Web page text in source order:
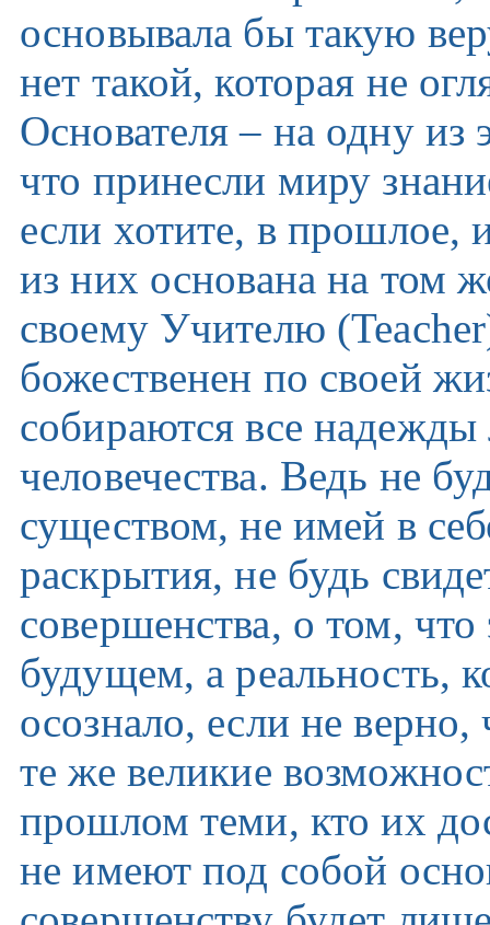
основывала бы такую
нет такой, которая не
Основателя – на одну
что принесли миру
если хотите, в прошлое,
из них основана на том
своему Учителю
божественен по своей
собираются все
человечества. Ведь не
существом, не имей в
раскрытия, не будь
совершенства, о том,
будущем, а реальность,
осознало, если не
те же великие
прошлом теми, кто их
не имеют под собой